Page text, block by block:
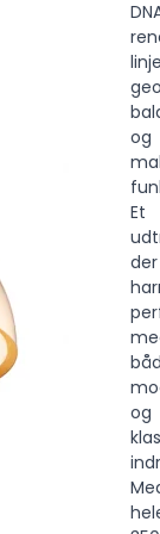
og
Et
der
og